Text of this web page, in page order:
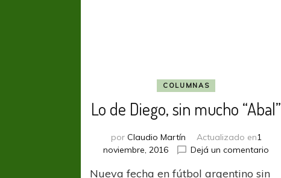
COLUMNAS
Lo de Diego, sin mucho “Abal”
por Claudio Martín Actualizado en1
noviembre, 2016
Dejá un comentario
de
Nueva fecha en fútbol argentino sin